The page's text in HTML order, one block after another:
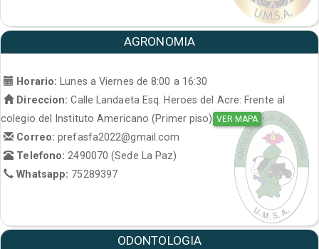
AGRONOMIA
Horario:
Lunes a Viernes de 8:00 a 16:30
Direccion: Calle Landaeta Esq. Heroes del Acre: Frente al
colegio del Instituto Americano (Primer piso) VER MAPA
Correo:prefasfa2022@gmail.com
Telefono: 2490070 (Sede La Paz)
Whatsapp: 75289397
ODONTOLOGIA